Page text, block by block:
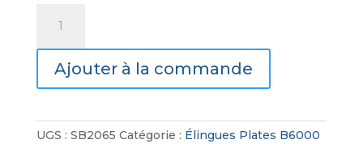
Élingues
Plates
B6001
Ajouter à la commande
UGS : SB2065 Catégorie : Élingues Plates B6000